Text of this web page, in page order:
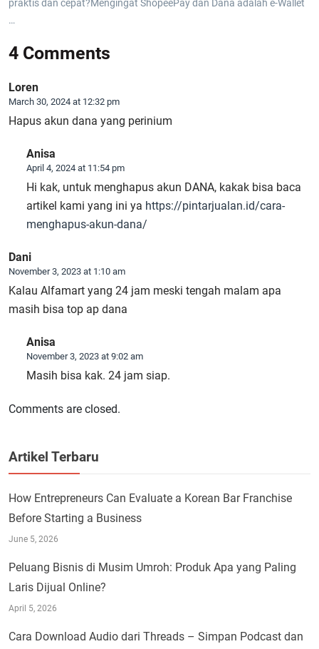
praktis dan cepat?Mengingat ShopeePay dan Dana adalah e-Wallet
…
4 Comments
Loren
March 30, 2024 at 12:32 pm
Hapus akun dana yang perinium
Anisa
April 4, 2024 at 11:54 pm
Hi kak, untuk menghapus akun DANA, kakak bisa baca
artikel kami yang ini ya https://pintarjualan.id/cara-
menghapus-akun-dana/
Dani
November 3, 2023 at 1:10 am
Kalau Alfamart yang 24 jam meski tengah malam apa
masih bisa top ap dana
Anisa
November 3, 2023 at 9:02 am
Masih bisa kak. 24 jam siap.
Comments are closed.
Artikel Terbaru
How Entrepreneurs Can Evaluate a Korean Bar Franchise
Before Starting a Business
June 5, 2026
Peluang Bisnis di Musim Umroh: Produk Apa yang Paling
Laris Dijual Online?
April 5, 2026
Cara Download Audio dari Threads – Simpan Podcast dan